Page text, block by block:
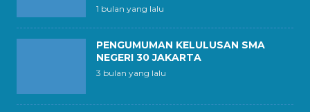
1 bulan yang lalu
PENGUMUMAN KELULUSAN SMA
NEGERI 30 JAKARTA
3 bulan yang lalu